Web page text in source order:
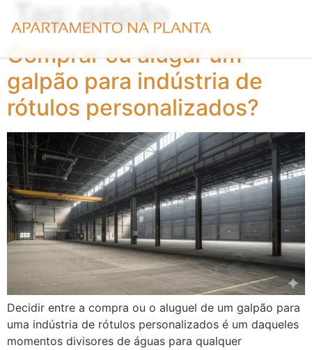
Tag:galpão
Comprar ou alugar um
galpão para indústria de
rótulos personalizados?
Decidir entre a compra ou o aluguel de um galpão para
uma indústria de rótulos personalizados é um daqueles
momentos divisores de águas para qualquer